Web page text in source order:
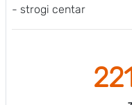
- strogi centar